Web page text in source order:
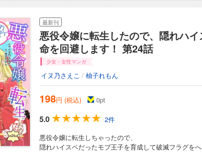
最新刊
悪役令嬢に転生したので、隠れハ
命を回避します！ 第24話
少女・女性マンガ
イヌ乃さえこ / 柚子れもん
198円 (税込) 0pt
5.0
2件
悪役令嬢に転生しちゃったので、
隠れハイスペだったモブ王子を育成して破滅フラグをへ
ラヴィスと自分の婚約イベント直前！ トラヴィスから婚約破棄され、 修
避したいシャロンは、 ゲームではモブだった第三王子フェリクスに自分か
破滅回避したと思ったら、 別の破滅フラグが立ってしまっていた……！？
ったフェリクスを変身させていくシャロンだったが、 次第に二人の間に
悪役令嬢に転生したので、隠れハイスペ王子と破滅の運命を回避
198円 (税込)
悪役令嬢に転生しちゃったので、 隠れハイスペだったモブ王子を育成して破滅フ
の悪役令嬢シャロンに転生してしまった主人公。 転生に気がついた時には
ラヴィスと自分の婚約イベント直前！ トラヴィスから婚約破棄され、 修
避したいシャロンは、 ゲームではモブだった第三王子フェリクスに自分か
破滅回避したと思ったら、 別の破滅フラグが立ってしまっていた……！？
ったフェリクスを変身させていくシャロンだったが、 次第に二人の間に
悪役令嬢に転生したので、隠れハイスペ王子と破滅の運命を回避